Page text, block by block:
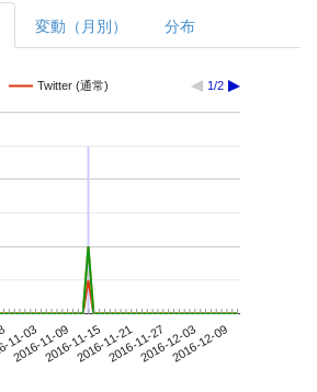
変動（月別） 分布
Twitter (通常) 1/2
11-03
2016-11-092016-11-152016-11-212016-11-272016-12-032016-12-09